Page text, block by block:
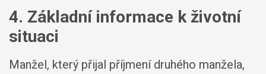
4. Základní informace k životní
situaci
Manžel, který přijal příjmení druhého manžela,